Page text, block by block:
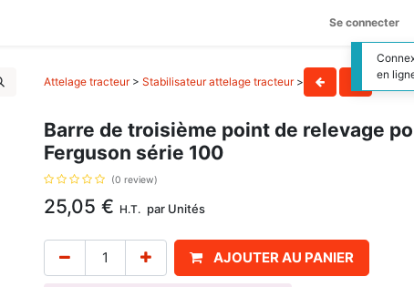
Se connecter
Attelage tracteur> Stabilisateur attelage tracteur>
Barre de troisième point de relevage
Ferguson série 100
(0 review)
25,05 € H.T. par Unités
AJOUTER AU PANIER
en